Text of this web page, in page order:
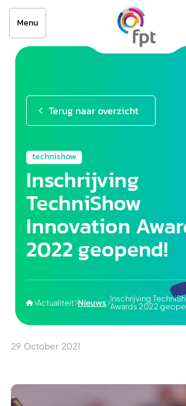
Menu
Terug naar overzicht
technishow
Inschrijving
TechniShow
Innovation
2022 geopend!
Actualiteit Nieuws Inschrijving
Awards 2022
29 October 2021